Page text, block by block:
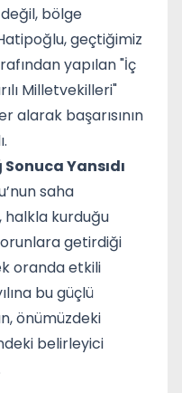
bölge
geçtiğimiz
yapılan "İç
Milletvekilleri"
alarak başarısının
Yansıdı
saha
halkla kurduğu
getirdiği
oranda etkili
bu güçlü
önümüzdeki
belirleyici